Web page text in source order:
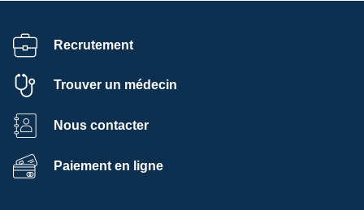
Recrutement
Trouver un médecin
Nous contacter
Paiement en ligne